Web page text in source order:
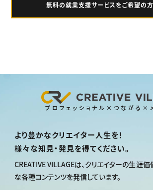
無料の就業支援サービスをご希望の方
プロフェッショナル×つながる×
より豊かなクリエイター人生を！
様々な知見・発見を得てください。
CREATIVE VILLAGEは、クリエイターの生涯価
な各種コンテンツを発信しています。